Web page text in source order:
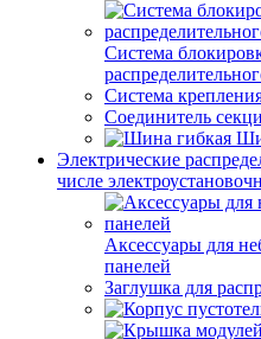
Система
Система
Соединитель
Электрические
числе
Аксессуары для
панелей
Заглушка для